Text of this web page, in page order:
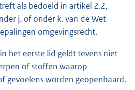
als bedoeld in artikel 2.2,
j. of onder k. van de Wet
omgevingsrecht.
het eerste lid geldt tevens niet
of stoffen waarop
gevoelens worden geopenbaard.